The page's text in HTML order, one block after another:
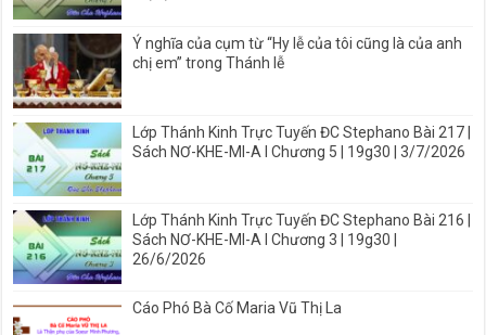
Ý nghĩa của cụm từ “Hy lễ của tôi cũng là của anh
chị em” trong Thánh lễ
Lớp Thánh Kinh Trực Tuyến ĐC Stephano Bài 217 |
Sách NƠ-KHE-MI-A I Chương 5 | 19g30 | 3/7/2026
Lớp Thánh Kinh Trực Tuyến ĐC Stephano Bài 216 |
Sách NƠ-KHE-MI-A I Chương 3 | 19g30 |
26/6/2026
Cáo Phó Bà Cố Maria Vũ Thị La